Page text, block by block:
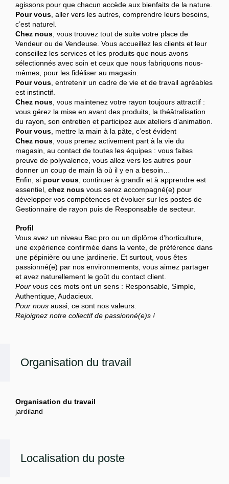
agissons pour que chacun accède aux bienfaits de la nature.
Pour vous , aller vers les autres, comprendre leurs besoins,
c’est naturel.
Chez nous , vous trouvez tout de suite votre place de
Vendeur ou de Vendeuse. Vous accueillez les clients et leur
conseillez les services et les produits que nous avons
sélectionnés avec soin et ceux que nous fabriquons nous-
mêmes, pour les fidéliser au magasin.
Pour vous , entretenir un cadre de vie et de travail agréables
est instinctif.
Chez nous , vous maintenez votre rayon toujours attractif :
vous gérez la mise en avant des produits, la théâtralisation
du rayon, son entretien et participez aux ateliers d’animation.
Pour vous , mettre la main à la pâte, c’est évident
Chez nous , vous prenez activement part à la vie du
magasin, au contact de toutes les équipes : vous faites
preuve de polyvalence, vous allez vers les autres pour
donner un coup de main là où il y en a besoin…
Enfin, si pour vous , continuer à grandir et à apprendre est
essentiel, chez nous vous serez accompagné(e) pour
développer vos compétences et évoluer sur les postes de
Gestionnaire de rayon puis de Responsable de secteur.
Profil
Vous avez un niveau Bac pro ou un diplôme d'horticulture,
une expérience confirmée dans la vente, de préférence dans
une pépinière ou une jardinerie. Et surtout, vous êtes
passionné(e) par nos environnements, vous aimez partager
et avez naturellement le goût du contact client.
Pour vous ces mots ont un sens : Responsable, Simple,
Authentique, Audacieux.
Pour nous aussi, ce sont nos valeurs.
Rejoignez notre collectif de passionné(e)s !
Organisation du travail
Organisation du travail
jardiland
Localisation du poste